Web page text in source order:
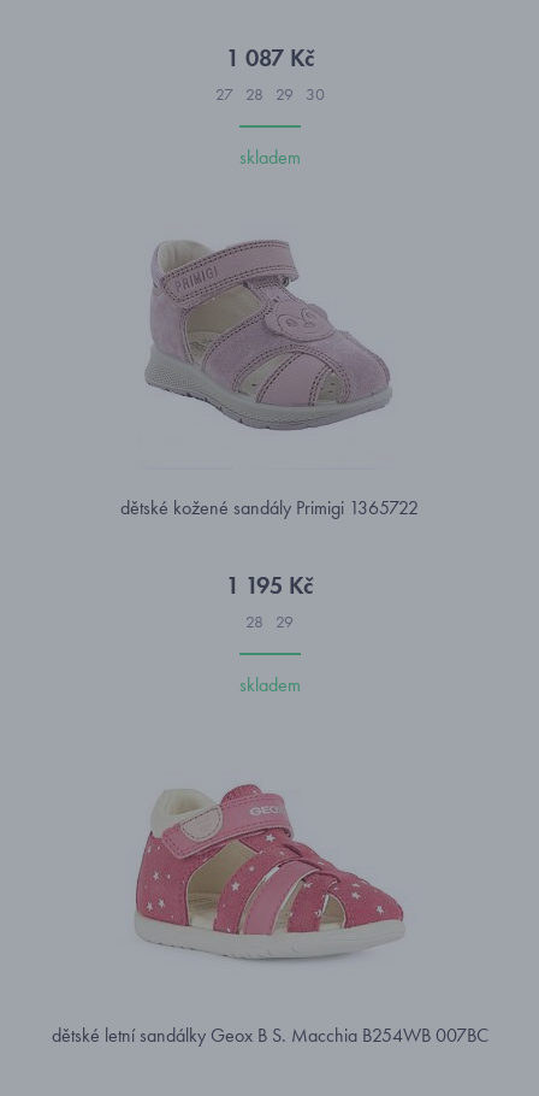
1 087 Kč
27 28 29 30
skladem
dětské kožené sandály Primigi 1365722
1 195 Kč
28 29
skladem
dětské letní sandálky Geox B S. Macchia B254WB 007BC